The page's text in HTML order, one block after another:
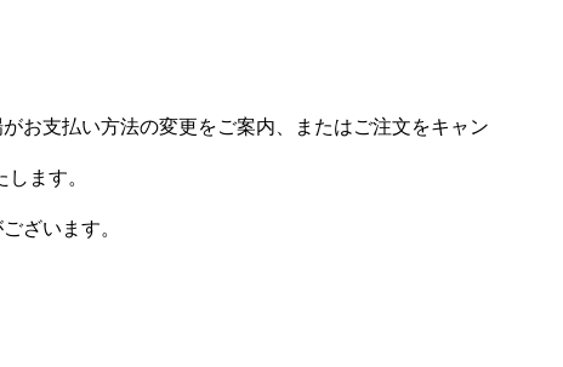
お支払い方法の変更をご案内、またはご注文をキャン
ます。
ざいます。